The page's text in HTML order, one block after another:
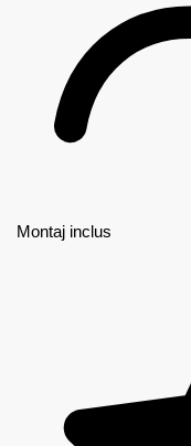
Montaj inclus